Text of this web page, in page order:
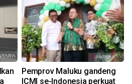
Pemprov Maluku gandeng
ICMI se-Indonesia perkuat